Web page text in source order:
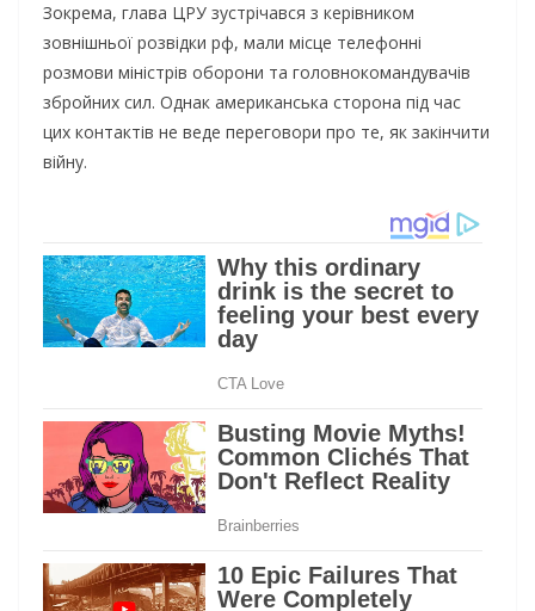
Зокрема, глава ЦРУ зустрічався з керівником
зовнішньої розвідки рф, мали місце телефонні
розмови міністрів оборони та головнокомандувачів
збройних сил. Однак американська сторона під час
цих контактів не веде переговори про те, як закінчити
війну.